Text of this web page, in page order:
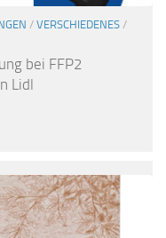
/ VERSCHIEDENES /
bei FFP2
Lidl